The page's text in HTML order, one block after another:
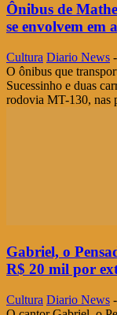
Ônibus de
se envolvem em
Cultura Diario News -
O ônibus que
Sucessinho e duas
rodovia MT-130, nas
Gabriel, o
R$ 20 mil por
Cultura Diario News -